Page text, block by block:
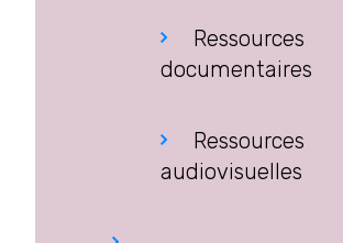
Ressources
documentaires
Ressources
audiovisuelles